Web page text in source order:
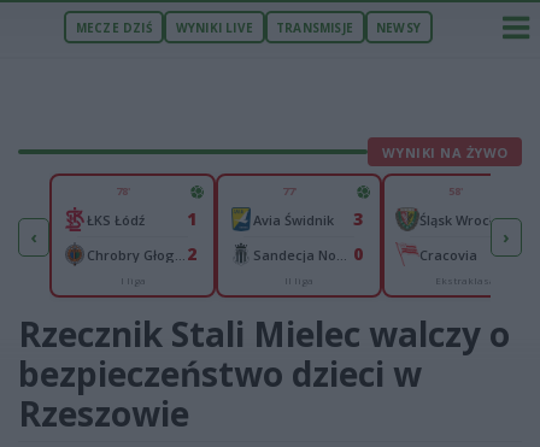
MECZE DZIŚ WYNIKI LIVE TRANSMISJE NEWSY
WYNIKI NA ŻYWO
‹
Legia II Warszawa5
0
78'
ŁKS Łódź 1
2
I liga
77'
Avia Świdnik 3
0
II liga
58'
Śląsk Wrocław 0
Cracovia 0
Ekstraklasa
›
Rzecznik Stali Mielec walczy o
bezpieczeństwo dzieci w
Rzeszowie